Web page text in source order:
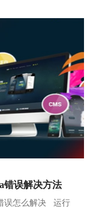
错误解决方法
误怎么解决 运行